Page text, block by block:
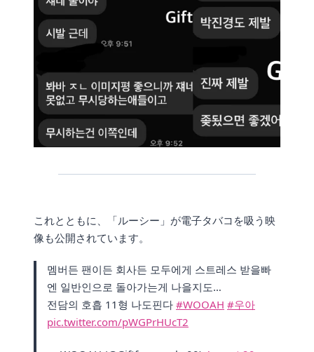
これとともに、「ルーシー」が電子タバコを吸う映
像も公開されています。
멤버든 팬이든 회사든 모두에게 스트레스 받을빠
엔 일반인으로 돌아가는게 나을지도…
전담의 호흡 11형 나도핀다 #WOOAH #우아
pic.twitter.com/pWGPrHUcT2